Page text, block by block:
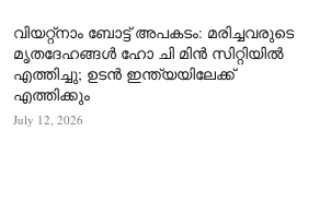
വിയറ്റ്നാം ബോട്ട് അപകടം: മരിച്ചവരുടെ
മൃതദേഹങ്ങൾ ഹോ ചി മിൻ സിറ്റിയിൽ
എത്തിച്ചു; ഉടൻ ഇന്ത്യയിലേക്ക്
എത്തിക്കും
July 12, 2026